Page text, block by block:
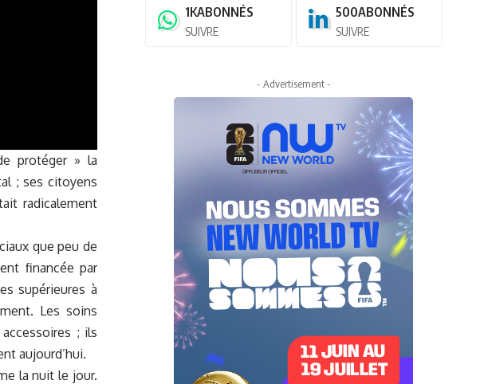
protéger » la
; ses citoyens
radicalement
que peu de
financée par
supérieures à
Les soins
; ils
aujourd’hui.
la nuit le jour.
1KABONNÉS
SUIVRE
500ABONNÉS
SUIVRE
- Advertisement -